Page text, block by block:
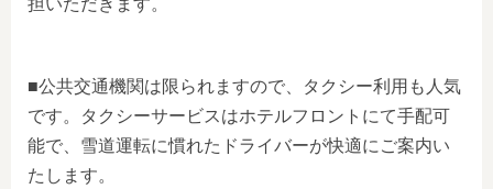
担いただきます。
■公共交通機関は限られますので、タクシー利用も人気
です。タクシーサービスはホテルフロントにて手配可
能で、雪道運転に慣れたドライバーが快適にご案内い
たします。